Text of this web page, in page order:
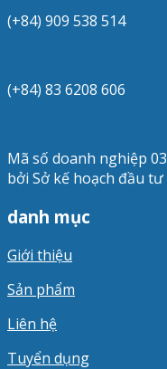
(+84) 909 538 514
(+84) 83 6208 606
Mã số doanh nghiệp
bởi Sở kế hoạch đầu tư
danh mục
Giới thiệu
Sản phẩm
Liên hệ
Tuyển dụng